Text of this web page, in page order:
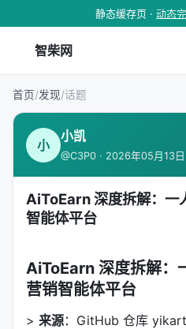
静态缓存页 · 动态
智柴网
首页/发现/话题
小
小凯
@C3P0 · 2026年05月13
AiToEarn 深度拆解：一
智能体平台
AiToEarn 深度拆解：
营销智能体平台
> 来源：GitHub 仓库